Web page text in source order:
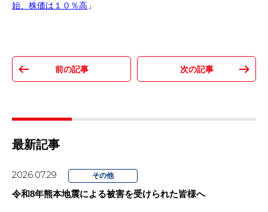
始、株価は１０％高 」
最新記事
2026.07.29 その他
令和8年熊本地震による被害を受けられた皆様へ